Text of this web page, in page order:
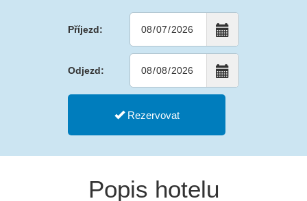
Příjezd:
Odjezd:
Rezervovat
Popis hotelu